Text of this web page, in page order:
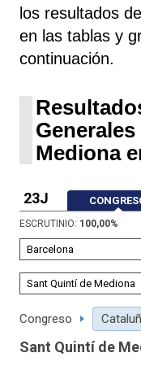
los resultados
en las tablas y
continuación.
Mediona
23J
ESCRUTINIO: 100,00%
Congreso
Sant Quintí de